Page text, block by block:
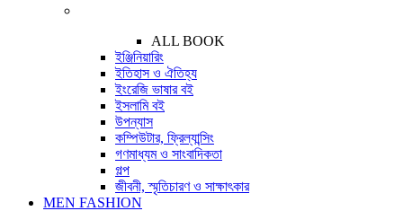
ALL BOOK
ইঞ্জিনিয়ারিং
ইতিহাস ও ঐতিহ্য
ইংরেজি ভাষার বই
ইসলামি বই
উপন্যাস
কম্পিউটার, ফ্রিল্যান্সিং
গণমাধ্যম ও সাংবাদিকতা
গল্প
জীবনী, স্মৃতিচারণ ও সাক্ষাৎকার
MEN FASHION